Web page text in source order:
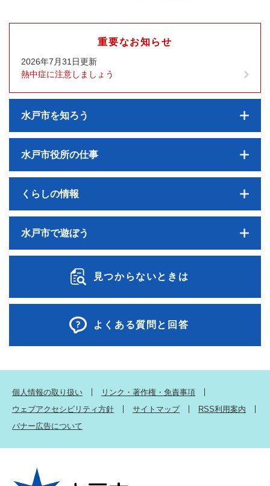
重要なお知らせ
2026年7月31日更新
熱中症に注意しましょう
水戸市を知ろう
水戸市役所の仕事
くらしの情報
水戸市で遊ぼう
見つからないときは
よくある質問と回答
個人情報の取り扱い
リンク・著作権・免責事項
ウェブアクセシビリティ方針
サイトマップ
RSS利用案内
バナー広告について